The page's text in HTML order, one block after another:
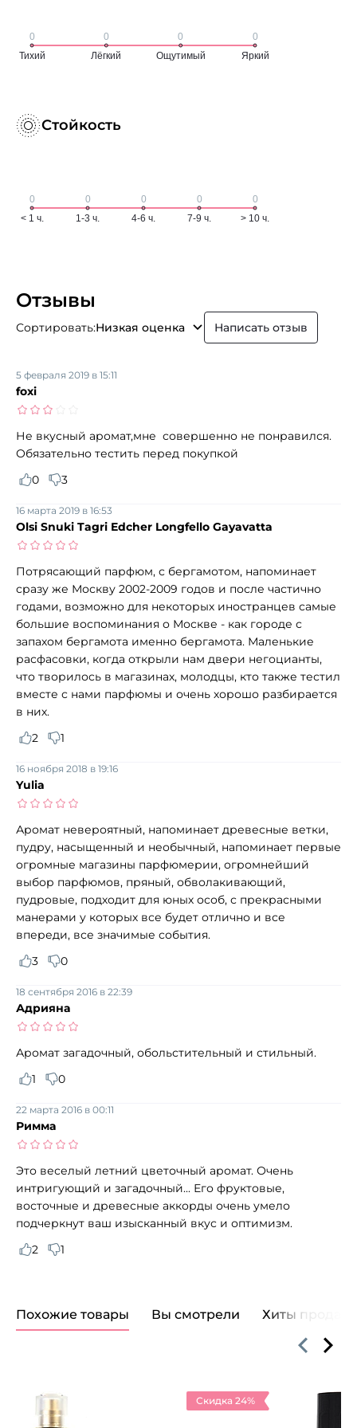
Стойкость
Отзывы
Сортировать:Низкая оценка Написать отзыв
foxi
5 февраля 2019 в 15:11
Не вкусный аромат,мне совершенно не понравился.
Обязательно тестить перед покупкой
0
3
Olsi Snuki Tagri Edcher Longfello Gayavatta
16 марта 2019 в 16:53
Потрясающий парфюм, с бергамотом, напоминает
сразу же Москву 2002-2009 годов и после частично
годами, возможно для некоторых иностранцев самые
большие воспоминания о Москве - как городе с
запахом бергамота именно бергамота. Маленькие
расфасовки, когда открыли нам двери негоцианты,
что творилось в магазинах, молодцы, кто также тестил
вместе с нами парфюмы и очень хорошо разбирается
в них.
2
1
Yulia
16 ноября 2018 в 19:16
Аромат невероятный, напоминает древесные ветки,
пудру, насыщенный и необычный, напоминает первые
огромные магазины парфюмерии, огромнейший
выбор парфюмов, пряный, обволакивающий,
пудровые, подходит для юных особ, с прекрасными
манерами у которых все будет отлично и все
впереди, все значимые события.
3
0
Адрияна
18 сентября 2016 в 22:39
Аромат загадочный, обольстительный и стильный.
1
0
Римма
22 марта 2016 в 00:11
Это веселый летний цветочный аромат. Очень
интригующий и загадочный... Его фруктовые,
восточные и древесные аккорды очень умело
подчеркнут ваш изысканный вкус и оптимизм.
2
1
Похожие товары Вы смотрели Хиты продаж
Скидка 24%